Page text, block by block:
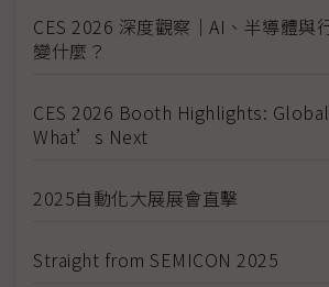
CES 2026 深度觀察｜AI、半導體與
變什麼？
CES 2026 Booth Highlights:
What’s Next
2025自動化大展展會直擊
Straight from SEMICON 2025